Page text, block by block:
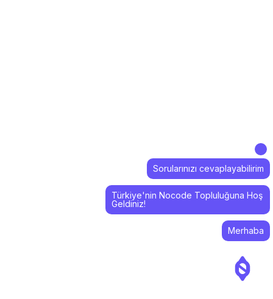
Merhaba
Türkiye'nin Nocode Topluluğuna Hoş
Geldiniz!
Sorularınızı cevaplayabilirim